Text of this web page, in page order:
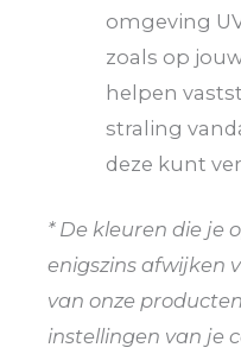
omgeving
zoals op
helpen
straling
deze kunt
* De kleuren die je
enigszins afwijken
van onze
instellingen van je